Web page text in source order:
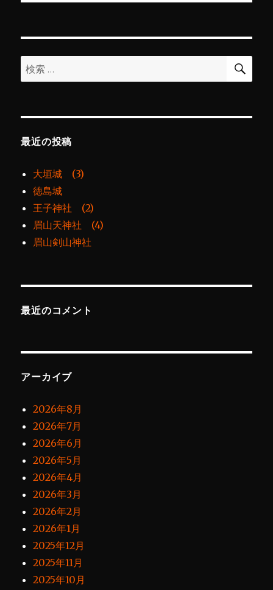
ン
投
検
索:
検
最近の投稿
大垣城 (3)
徳島城
王子神社 (2)
眉山天神社 (4)
眉山剣山神社
最近のコメント
アーカイブ
2026年8月
2026年7月
2026年6月
2026年5月
2026年4月
2026年3月
2026年2月
2026年1月
2025年12月
2025年11月
2025年10月